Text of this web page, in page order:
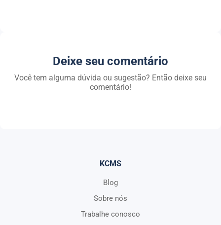
Deixe seu comentário
Você tem alguma dúvida ou sugestão? Então deixe seu
comentário!
KCMS
Blog
Sobre nós
Trabalhe conosco